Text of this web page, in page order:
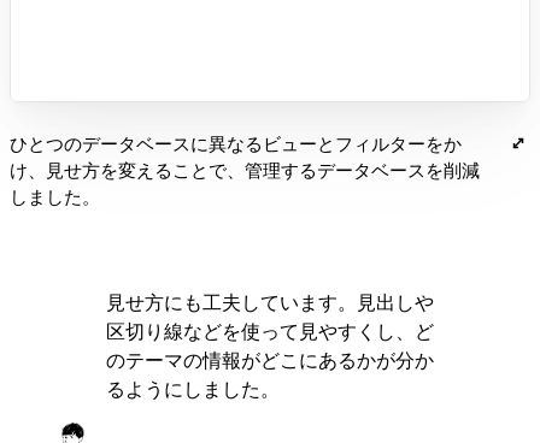
ひとつのデータベースに異なるビューとフィルターをか
け、見せ方を変えることで、管理するデータベースを削減
しました。
見せ方にも工夫しています。見出しや
区切り線などを使って見やすくし、ど
のテーマの情報がどこにあるかが分か
るようにしました。